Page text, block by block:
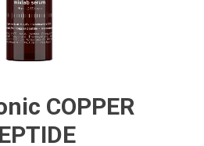
COPPER